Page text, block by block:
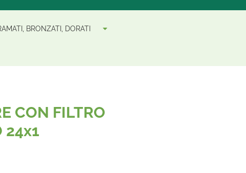
BRONZATI, DORATI
CON FILTRO
24x1